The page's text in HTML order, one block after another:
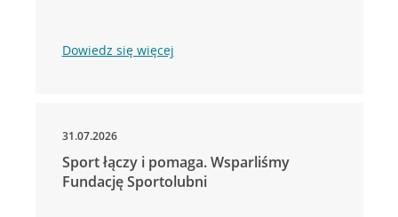
Dowiedz się więcej
31.07.2026
Sport łączy i pomaga. Wsparliśmy
Fundację Sportolubni